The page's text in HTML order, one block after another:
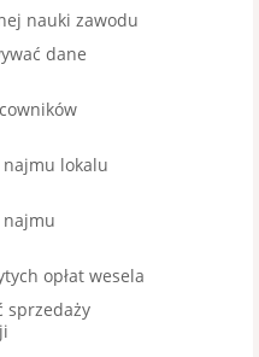
nauki zawodu
dane
lokalu
najmu
opłat wesela
sprzedaży